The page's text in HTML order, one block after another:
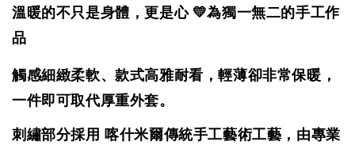
溫暖的不只是身體，更是心 💛為獨一無二的手工作
品
觸感細緻柔軟、款式高雅耐看，輕薄卻非常保暖，
一件即可取代厚重外套。
刺繡部分採用 喀什米爾傳統手工藝術工藝，由專業